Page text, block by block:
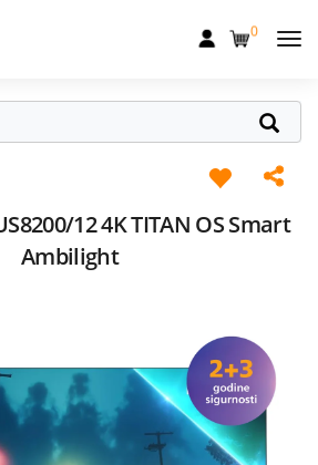
0
12 4K TITAN OS Smart
Ambilight